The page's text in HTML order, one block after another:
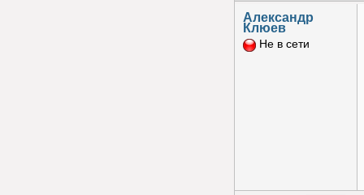
Александр
Клюев
Не в сети